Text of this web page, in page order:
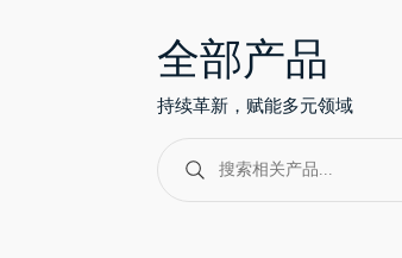
全部产品
持续革新，赋能多元领域